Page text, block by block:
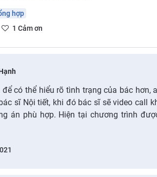
hợp
1 Cảm ơn
để có thể hiểu rõ tình trạng của bác hơn,
sĩ Nội tiết, khi đó bác sĩ sẽ video call
án phù hợp. Hiện tại chương trình